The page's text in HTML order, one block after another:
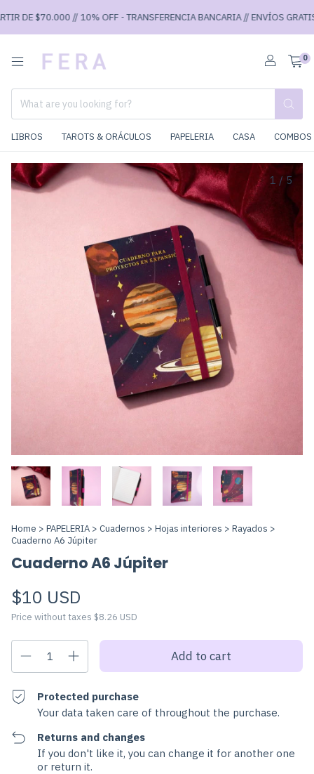
DE $70.000 // 10% OFF - TRANSFERENCIA BANCARIA // ENVÍOS
0
LIBROS TAROTS & ORÁCULOS PAPELERIA CASA
1 / 5
Home > PAPELERIA > Cuadernos > Hojas interiores > Rayados >
Cuaderno A6 Júpiter
Cuaderno A6 Júpiter
$10 USD
Price without taxes $8.26 USD
Protected purchase
Your data taken care of throughout the purchase.
Returns and changes
If you don't like it, you can change it for another one
or return it.